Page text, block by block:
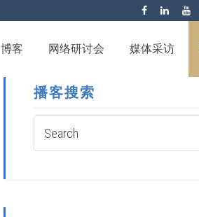
博客 网络研讨会 媒体采访
播客搜索